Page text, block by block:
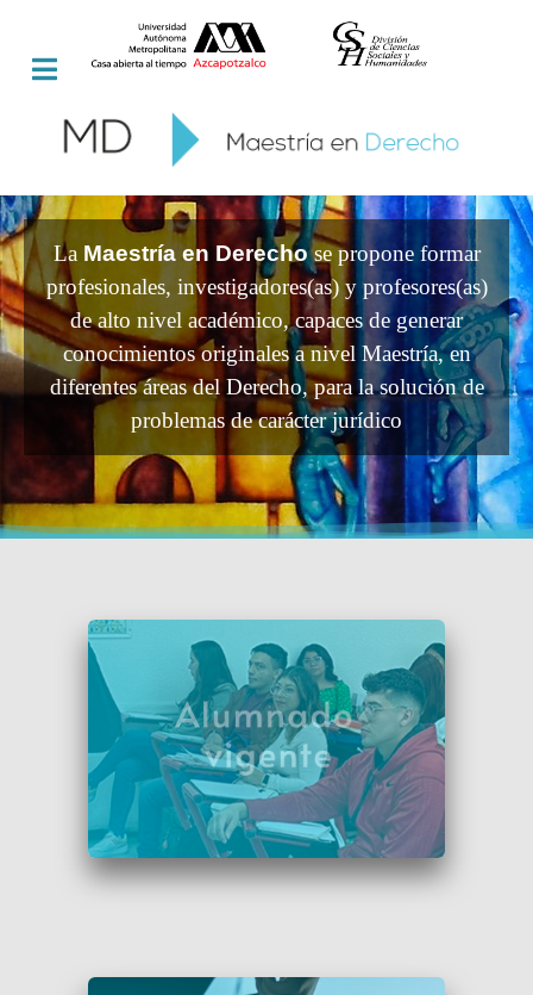
La Maestría en Derechose propone formar
profesionales, investigadores(as) y profesores(as)
de alto nivel académico, capaces de generar
conocimientos originales a nivel Maestría, en
diferentes áreas del Derecho, para la solución de
problemas de carácter jurídico